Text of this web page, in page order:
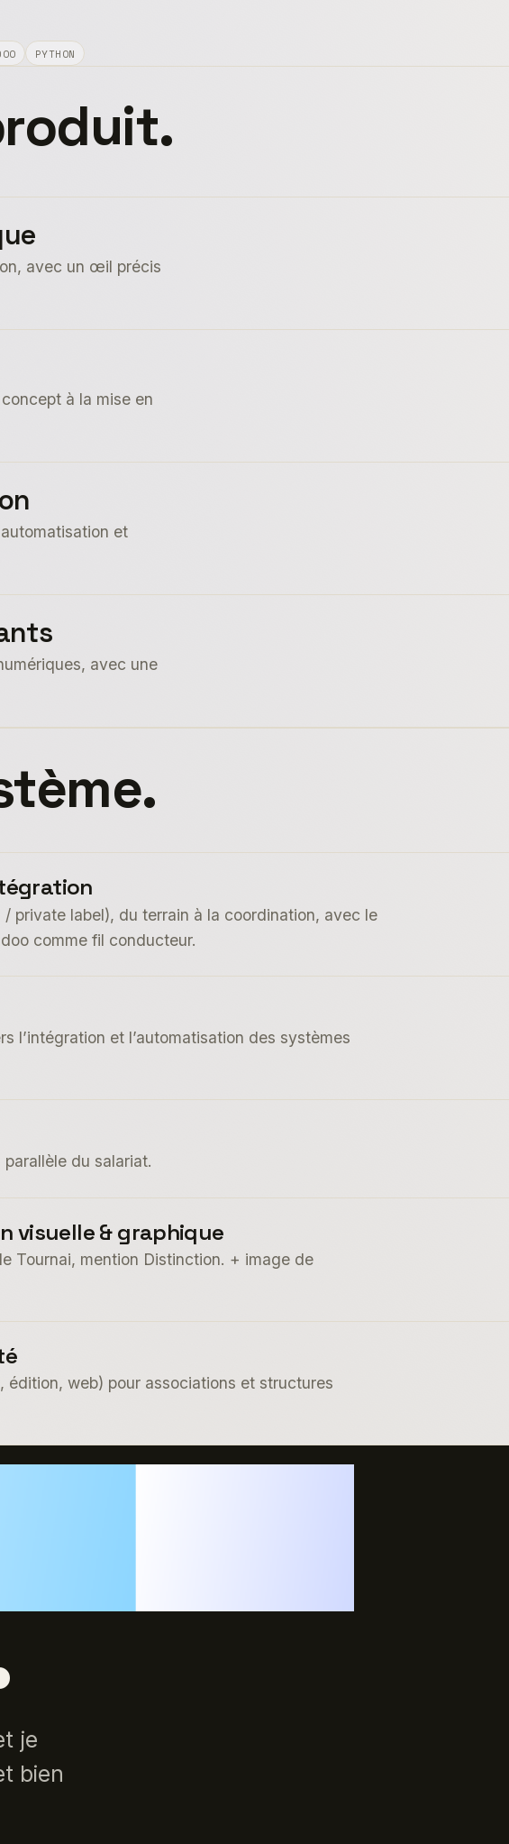
PYTHON
avec un œil précis
à la mise en
et
avec une
private label), du terrain à la coordination, avec le
comme fil conducteur.
l’intégration et l’automatisation des systèmes
du salariat.
visuelle & graphique
Tournai, mention Distinction. + image de
web) pour associations et structures
je
bien